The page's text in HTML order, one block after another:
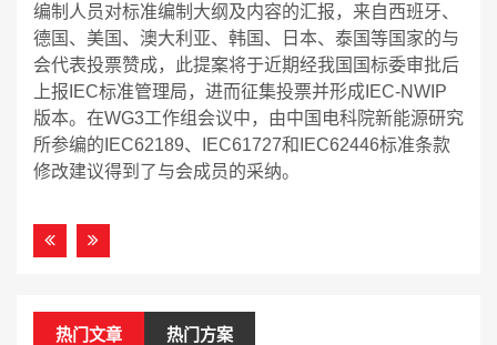
编制人员对标准编制大纲及内容的汇报，来自西班牙、
德国、美国、澳大利亚、韩国、日本、泰国等国家的与
会代表投票赞成，此提案将于近期经我国国标委审批后
上报IEC标准管理局，进而征集投票并形成IEC-NWIP
版本。在WG3工作组会议中，由中国电科院新能源研究
所参编的IEC62189、IEC61727和IEC62446标准条款
修改建议得到了与会成员的采纳。
热门文章 热门方案